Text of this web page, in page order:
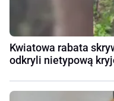
Kwiatowa rabata
odkryli nietypową